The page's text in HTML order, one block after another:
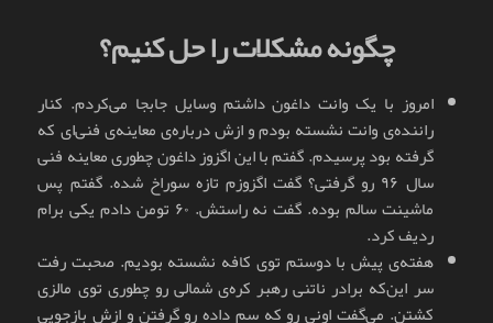
چگونه مشکلات را حل کنیم؟
امروز با یک وانت داغون داشتم وسایل جابجا می‌کردم. کنار
راننده‌ی وانت نشسته بودم و ازش درباره‌ی معاینه‌ی فنی‌ای که
گرفته بود پرسیدم. گفتم با این اگزوز داغون چطوری معاینه فنی
سال ۹۶ رو گرفتی؟ گفت اگزوزم تازه سوراخ شده. گفتم پس
ماشینت سالم بوده. گفت نه راستش. ۶۰ تومن دادم یکی برام
ردیف کرد.
هفته‌ی پیش با دوستم توی کافه نشسته بودیم. صحبت رفت
سر این‌که برادر ناتنی رهبر کره‌ی شمالی رو چطوری توی مالزی
کشتن. می‌گفت اونی رو که سم داده رو گرفتن و ازش بازجویی